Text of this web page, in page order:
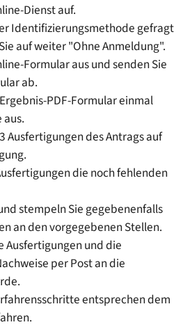
Dienst auf.
Identifizierungsmethode gefragt
auf weiter "Ohne Anmeldung".
Formular aus und senden Sie
ab.
PDF-Formular einmal
Ausfertigungen des Antrags auf
die noch fehlenden
stempeln Sie gegebenenfalls
an den vorgegebenen Stellen.
Ausfertigungen und die
per Post an die
entsprechen dem